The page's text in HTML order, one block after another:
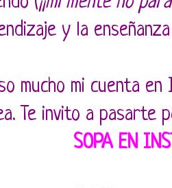
y la
mucho mi cuenta
Te invito a pasarte
SOPA EN